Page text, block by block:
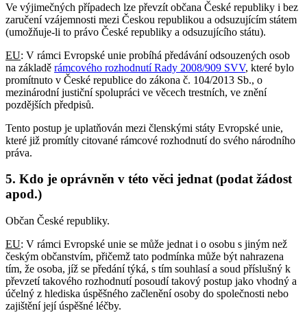
Ve výjimečných případech lze převzít občana České republiky i bez
zaručení vzájemnosti mezi Českou republikou a odsuzujícím státem
(umožňuje-li to právo České republiky a odsuzujícího státu).
EU: V rámci Evropské unie probíhá předávání odsouzených osob
na základě rámcového rozhodnutí Rady 2008/909 SVV, které bylo
promítnuto v České republice do zákona č. 104/2013 Sb., o
mezinárodní justiční spolupráci ve věcech trestních, ve znění
pozdějších předpisů.
Tento postup je uplatňován mezi členskými státy Evropské unie,
které již promítly citované rámcové rozhodnutí do svého národního
práva.
5. Kdo je oprávněn v této věci jednat (podat žádost
apod.)
Občan České republiky.
EU: V rámci Evropské unie se může jednat i o osobu s jiným než
českým občanstvím, přičemž tato podmínka může být nahrazena
tím, že osoba, jíž se předání týká, s tím souhlasí a soud příslušný k
převzetí takového rozhodnutí posoudí takový postup jako vhodný a
účelný z hlediska úspěšného začlenění osoby do společnosti nebo
zajištění její úspěšné léčby.